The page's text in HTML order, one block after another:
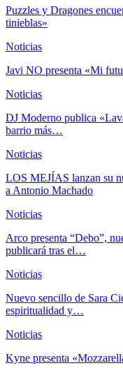
Puzzles y Dragones
tinieblas»
Noticias
Javi NO presenta «Mi
Noticias
DJ Moderno publica
barrio más…
Noticias
LOS MEJÍAS lanzan su
a Antonio Machado
Noticias
Arco presenta “Debo”,
publicará tras el…
Noticias
Nuevo sencillo de Sara
espiritualidad y…
Noticias
Kyne presenta